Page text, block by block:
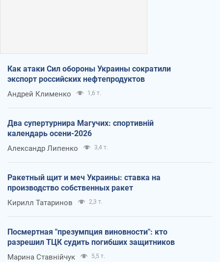
Как атаки Сил обороны Украины сократили
экспорт российских нефтепродуктов
Андрей Клименко 1,6 т.
Два супертурнира Магучих: спортивній
календарь осени-2026
Александр Липенко 3,4 т.
Ракетный щит и меч Украины: ставка на
производство собственных ракет
Кирилл Татаринов 2,3 т.
Посмертная "презумпция виновности": кто
разрешил ТЦК судить погибших защитников
Марина Ставнійчук 5,5 т.